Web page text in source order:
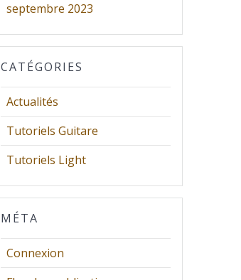
septembre 2023
CATÉGORIES
Actualités
Tutoriels Guitare
Tutoriels Light
MÉTA
Connexion